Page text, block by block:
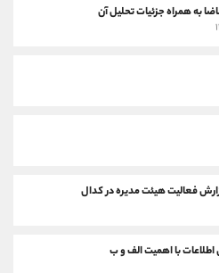
به همراه جزئیات تحلیل آن
فعالیت هیئت مدیره در کدال
با اهمیت الف و ب